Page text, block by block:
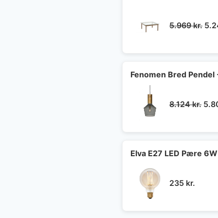
5.969kr.
Fenomen Bred
8.124kr. Den
Elva E27 LED Pære
235 kr.